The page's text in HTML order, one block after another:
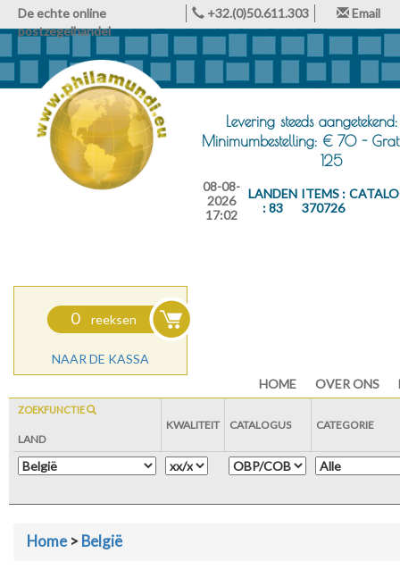
De echte online
postzegelhandel
+32.(0)50.611.303 Email
Levering steeds
Minimumbestelling: € 70 -
125
08-08-
2026
17:02
LANDEN
: 83
ITEMS :
370726
0 reeksen
NAAR DE KASSA
HOME
OVER ONS
ZOEKFUNCTIE
LAND
KWALITEIT CATALOGUS CATEGORIE
Home>België